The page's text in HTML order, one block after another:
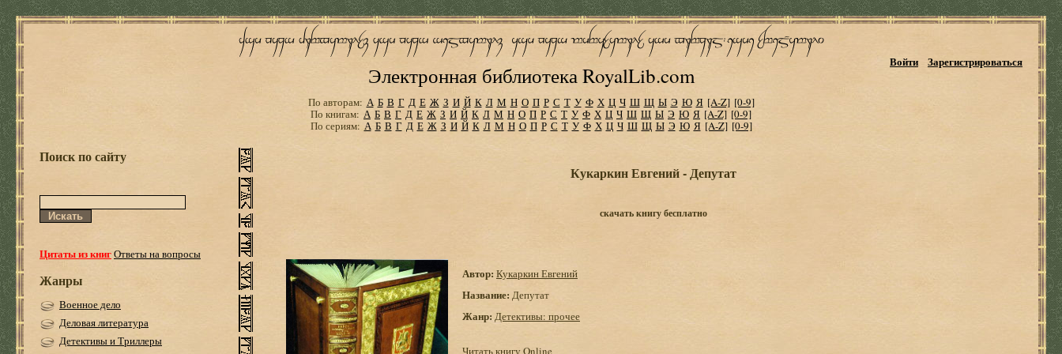
Электронная библиотека RoyalLib.com
Войти Зарегистрироваться
По авторам: А Б В Г Д Е Ж З И Й К Л М Н О П Р С Т У Ф Х Ц Ч Ш Щ Ы Э Ю Я [A-Z] [0-9]
По книгам: А Б В Г Д Е Ж З И Й К Л М Н О П Р С Т У Ф Х Ц Ч Ш Щ Ы Э Ю Я [A-Z] [0-9]
По сериям: А Б В Г Д Е Ж З И Й К Л М Н О П Р С Т У Ф Х Ц Ч Ш Щ Ы Э Ю Я [A-Z] [0-9]
Поиск по сайту
Цитаты из книгОтветы на вопросы
Жанры
Военное дело
Деловая литература
Детективы и Триллеры
Кукаркин Евгений - Депутат
скачать книгу бесплатно
Автор: Кукаркин Евгений
Название: Депутат
Жанр: Детективы: прочее
Читать книгу Online